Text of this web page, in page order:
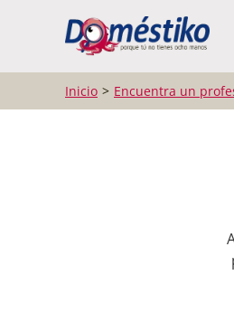
Inicio Encuentra un